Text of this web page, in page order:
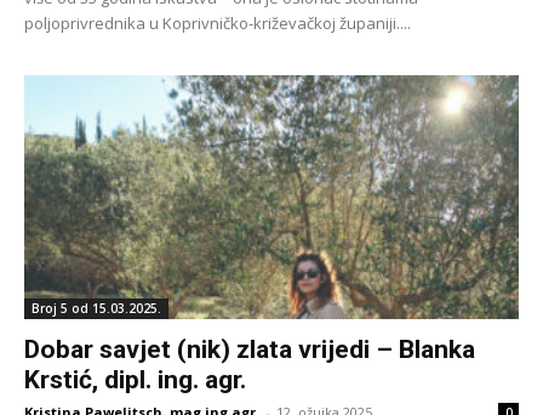
poljoprivrednika u Koprivničko-križevačkoj županiji....
Broj 5 od 15.03.2025.
Dobar savjet (nik) zlata vrijedi – Blanka
Krstić, dipl. ing. agr.